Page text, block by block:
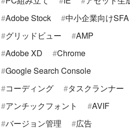
Adobe Stock
中小企業向けSFA
グリッドビュー
AMP
Adobe XD
Chrome
Google Search Console
コーディング
タスクランナー
アンチックフォント
AVIF
バージョン管理
広告